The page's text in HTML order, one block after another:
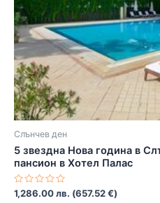
Слънчев ден
5 звездна Нова година в
пансион в Хотел Палас
Оценено
с
1,286.00лв. (657.52€)